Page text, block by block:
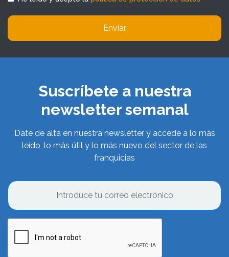
Enviar
Suscríbete a nuestra
newsletter semanal
Date de alta en nuestra newsletter y accede a lo más
leído, lo más útil y lo más nuevo del sector de las
franquicias